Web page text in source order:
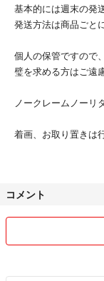
基本的には週末の発
発送方法は商品ごと
個人の保管ですので
璧を求める方はご遠
ノークレームノーリ
着画、お取り置きは
ますので、ご希望の
気持ちのよいお取
ます。
コメント